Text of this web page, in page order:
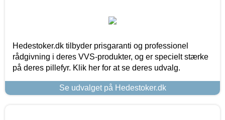
Hedestoker.dk tilbyder prisgaranti og professionel
rådgivning i deres VVS-produkter, og er specielt stærke
på deres pillefyr. Klik her for at se deres udvalg.
Se udvalget på Hedestoker.dk